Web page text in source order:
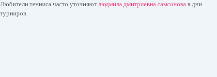
Любители тенниса часто уточняют людмила дмитриевна самсонова в дни
турниров.